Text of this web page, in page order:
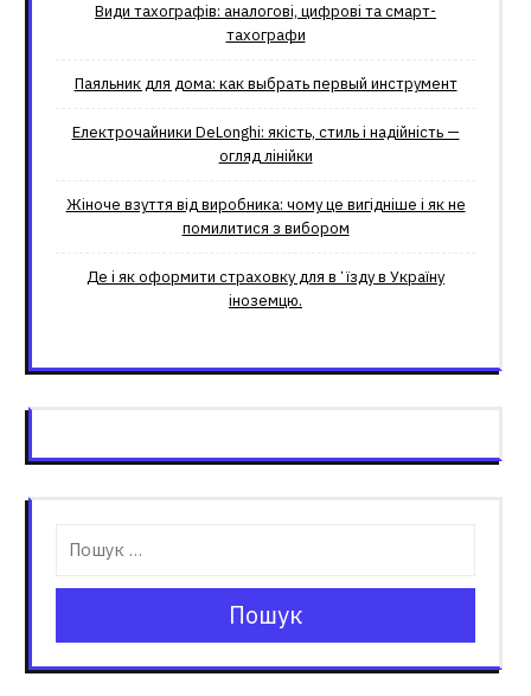
Види тахографів: аналогові, цифрові та смарт-
тахографи
Паяльник для дома: как выбрать первый инструмент
Електрочайники DeLonghi: якість, стиль і надійність —
огляд лінійки
Жіноче взуття від виробника: чому це вигідніше і як не
помилитися з вибором
Де і як оформити страховку для вʼїзду в Україну
іноземцю.
Пошук